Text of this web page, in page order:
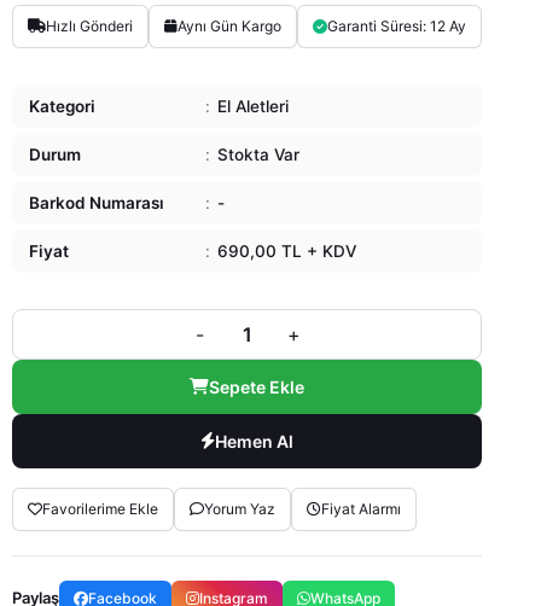
Hızlı Gönderi Aynı Gün Kargo Garanti Süresi: 12 Ay
Kategori : El Aletleri
Durum : Stokta Var
Barkod Numarası : -
Fiyat : 690,00 TL + KDV
- +
Sepete Ekle
Hemen Al
Favorilerime Ekle Yorum Yaz Fiyat Alarmı
Paylaş Facebook Instagram WhatsApp